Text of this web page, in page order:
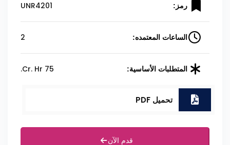
رمز: UNR4201
الساعات المعتمده: 2
المتطلبات الأساسية: 75 Cr. Hr.
تحميل PDF
قدم الآن